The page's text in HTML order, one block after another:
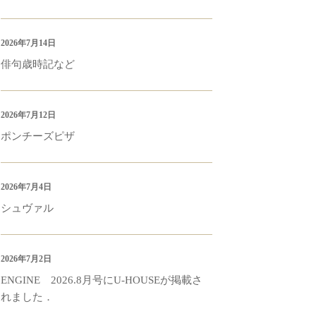
俳句歳時記など
2026年7月14日
ポンチーズピザ
2026年7月12日
シュヴァル
2026年7月4日
ENGINE 2026.8月号にU-HOUSEが掲載さ
れました．
2026年7月2日